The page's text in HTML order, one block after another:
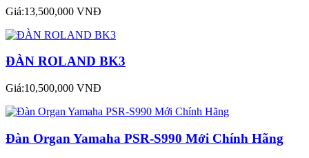
Giá:13,500,000 VNĐ
ĐÀN ROLAND BK3
Giá:10,500,000 VNĐ
Đàn Organ Yamaha PSR-S990 Mới Chính Hãng